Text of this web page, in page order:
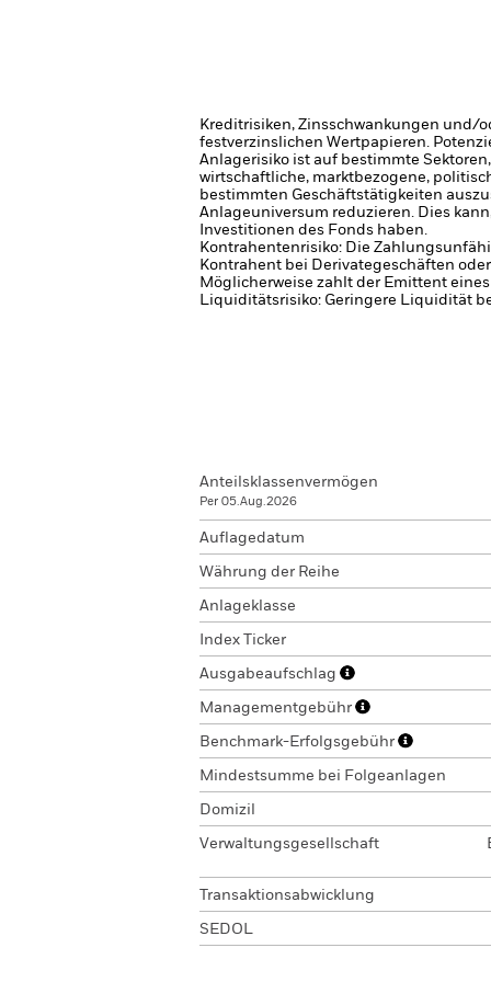
Kreditrisiken, Zinsschwankungen und/
festverzinslichen Wertpapieren.
Anlagerisiko ist auf bestimmte
wirtschaftliche, marktbezogene,
bestimmten Geschäftstätigkeiten
Anlageuniversum reduzieren. Dies
Investitionen des Fonds haben.
Kontrahentenrisiko: Die
Kontrahent bei Derivategeschäften
Möglicherweise zahlt der Emittent
Liquiditätsrisiko: Geringere Liquidität
Anteilsklassenvermögen
Per 05.Aug.2026
Auflagedatum
Währung der Reihe
Anlageklasse
Index Ticker
Ausgabeaufschlag
Managementgebühr
Benchmark-Erfolgsgebühr
Mindestsumme bei Folgeanlagen
Domizil
Verwaltungsgesellschaft
Transaktionsabwicklung
SEDOL